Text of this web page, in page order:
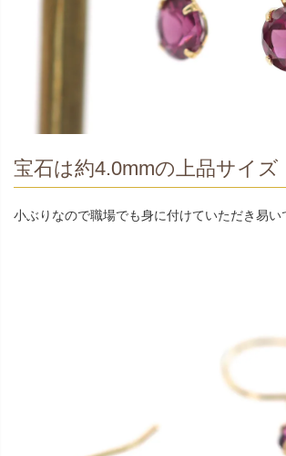
宝石は約4.0mmの上品サイズ
小ぶりなので職場でも身に付けていただき易い